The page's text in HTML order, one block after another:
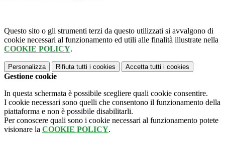
Questo sito o gli strumenti terzi da questo utilizzati si avvalgono di
cookie necessari al funzionamento ed utili alle finalità illustrate nella
COOKIE POLICY.
Personalizza Rifiuta tutti i cookies Accetta tutti i cookies
Gestione cookie
In questa schermata è possibile scegliere quali cookie consentire.
I cookie necessari sono quelli che consentono il funzionamento della
piattaforma e non è possibile disabilitarli.
Per conoscere quali sono i cookie necessari al funzionamento potete
visionare la COOKIE POLICY.